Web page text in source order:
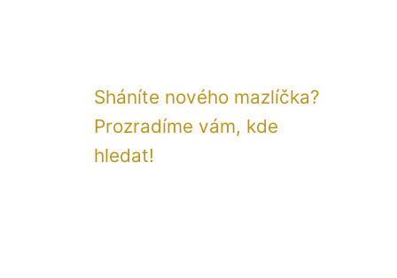
Sháníte nového mazlíčka?
Prozradíme vám, kde
hledat!